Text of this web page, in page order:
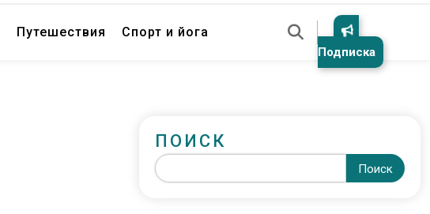
Путешествия Спорт и йога
Подписка
ПОИСК
Поиск